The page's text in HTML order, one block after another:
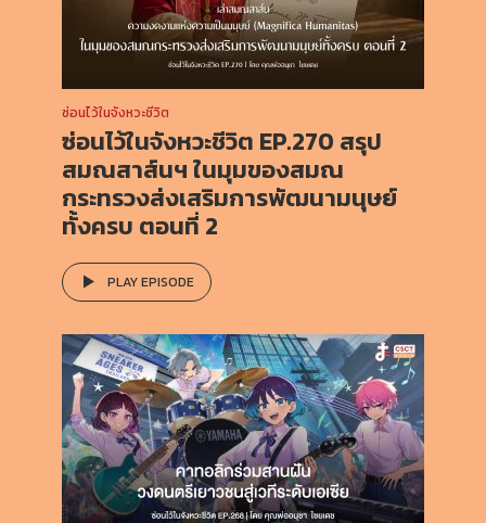
ซ่อนไว้ในจังหวะชีวิต
ซ่อนไว้ในจังหวะชีวิต EP.270 สรุป
สมณสาส์นฯ ในมุมของสมณ
กระทรวงส่งเสริมการพัฒนามนุษย์
ทั้งครบ ตอนที่ 2
PLAY EPISODE